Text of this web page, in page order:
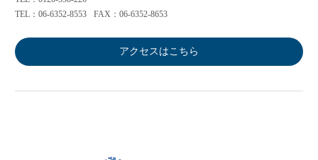
TEL：06-6352-8553
FAX：06-6352-8653
アクセスはこちら